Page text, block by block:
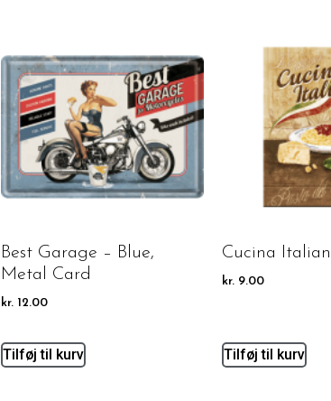
Best Garage – Blue,
Metal Card
kr. 12.00
Tilføj til kurv
Cucina
kr. 9.00
Tilføj til kurv